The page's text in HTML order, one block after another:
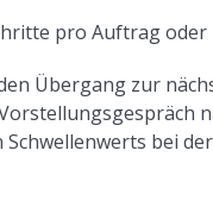
pro Auftrag oder
Übergang zur
bei der